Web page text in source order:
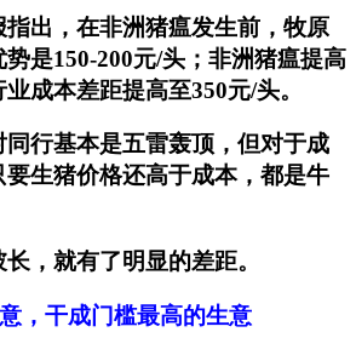
出，在非洲猪瘟发生前，牧原
是150-200元/头；非洲猪瘟提高
成本差距提高至350元/头。
行基本是五雷轰顶，但对于成
生猪价格还高于成本，都是牛
，就有了明显的差距。
，干成门槛最高的生意